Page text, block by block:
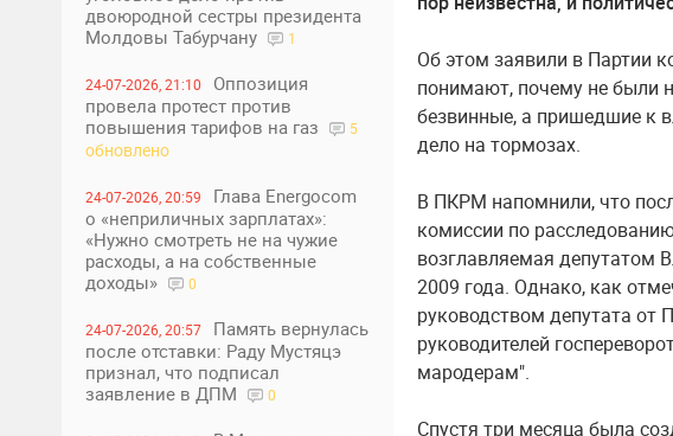
двоюродной сестры президента
Молдовы Табурчану
1
24-07-2026, 21:10
Оппозиция
провела протест против
повышения тарифов на газ
5
обновлено
24-07-2026, 20:59
Глава Energocom
о «неприличных зарплатах»:
«Нужно смотреть не на чужие
расходы, а на собственные
доходы»
0
24-07-2026, 20:57
Память вернулась
после отставки: Раду Мустяцэ
признал, что подписал
заявление в ДПМ
0
Об этом заявили в Партии
понимают, почему не были
безвинные, а пришедшие к
дело на тормозах.
В ПКРМ напомнили, что
комиссии по
возглавляемая депутатом
2009 года. Однако, как
руководством депутата от
руководителей
мародерам".
Спустя три месяца была